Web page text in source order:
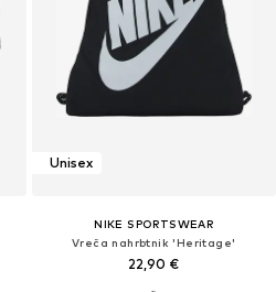
Unisex
NIKE SPORTSWEAR
Vreča nahrbtnik 'Heritage'
22,90 €